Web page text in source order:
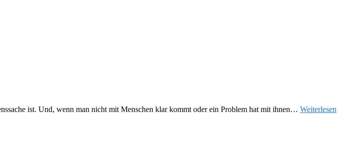
ist. Und, wenn man nicht mit Menschen klar kommt oder ein Problem hat mit ihnen… Weiterlesen